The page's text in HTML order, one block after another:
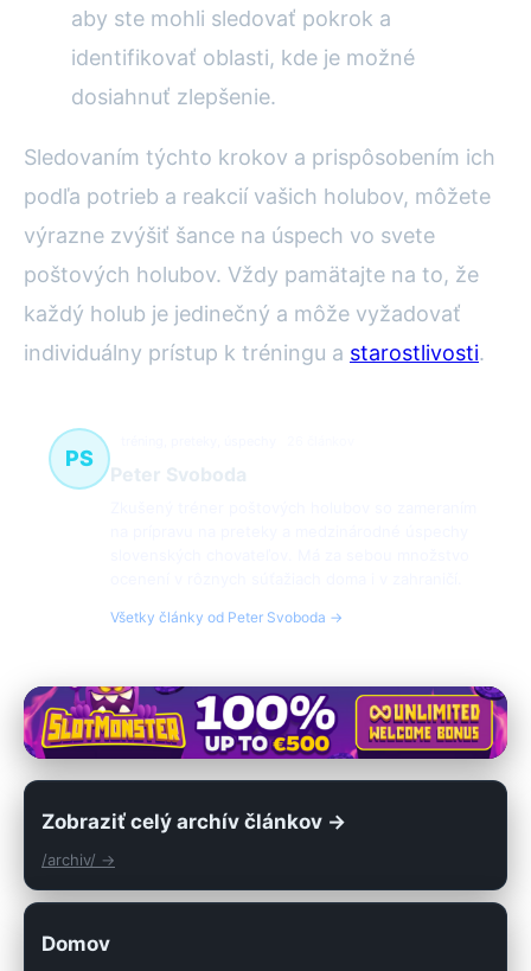
aby ste mohli sledovať pokrok a
identifikovať oblasti, kde je možné
dosiahnuť zlepšenie.
Sledovaním týchto krokov a prispôsobením ich
podľa potrieb a reakcií vašich holubov, môžete
výrazne zvýšiť šance na úspech vo svete
poštových holubov. Vždy pamätajte na to, že
každý holub je jedinečný a môže vyžadovať
individuálny prístup k tréningu a starostlivosti.
PS
Peter Svoboda
Všetky články od Peter Svoboda →
Zobraziť celý archív článkov →
/archiv/ →
Domov